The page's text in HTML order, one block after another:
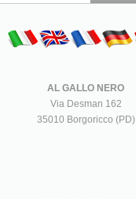
AL GALLO NERO
Via Desman 162
35010 Borgoricco (PD)